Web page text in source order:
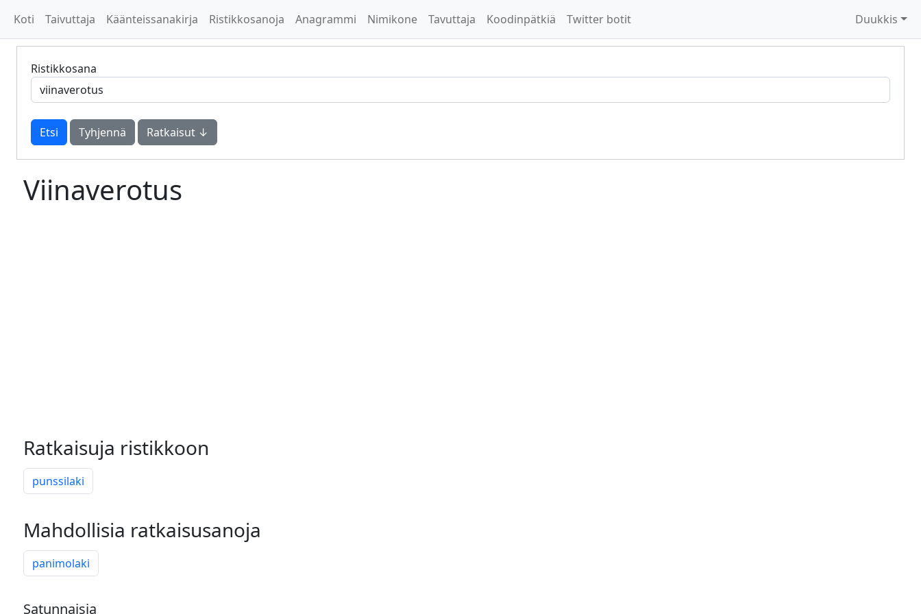
Koti Taivuttaja Käänteissanakirja Ristikkosanoja Anagrammi Nimikone Tavuttaja Koodinpätkiä Twitter botit Duukkis
Ristikkosana
Tyhjennä Ratkaisut ↓
Viinaverotus
Ratkaisuja ristikkoon
punssilaki
Mahdollisia ratkaisusanoja
panimolaki
Satunnaisia